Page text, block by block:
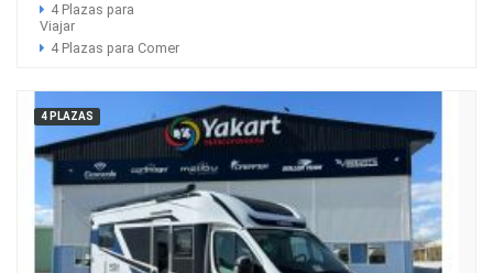
4 Plazas para
Viajar
4 Plazas para Comer
4 PLAZAS